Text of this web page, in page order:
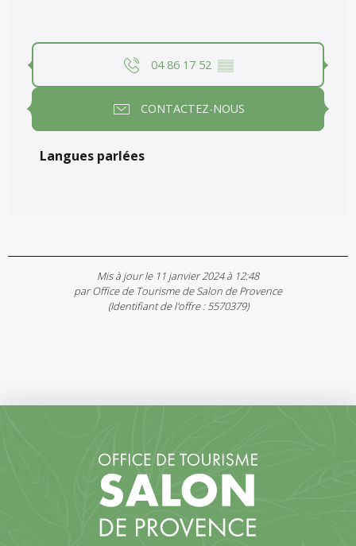
04 86 17 52 ▒▒
CONTACTEZ-NOUS
Langues parlées
Langues parlées
Mis à jour le 11 janvier 2024 à 12:48
par Office de Tourisme de Salon de Provence
(Identifiant de l'offre :5570379)